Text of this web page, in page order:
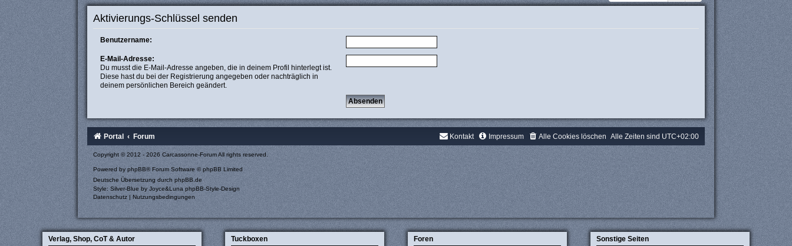
Aktivierungs-Schlüssel senden
Benutzername:
E-Mail-Adresse:
Du musst die E-Mail-Adresse angeben, die in deinem Profil hinterlegt ist.
Diese hast du bei der Registrierung angegeben oder nachträglich in
deinem persönlichen Bereich geändert.
Portal Forum Alle Zeiten sind UTC+02:00
Alle Cookies löschen
Impressum
Kontakt
Copyright © 2012 - 2026 Carcassonne-Forum All rights reserved.
Powered by phpBB® Forum Software © phpBB Limited
Deutsche Übersetzung durch phpBB.de
Style: Silver-Blue by Joyce&Luna phpBB-Style-Design
Datenschutz
Nutzungsbedingungen
Verlag, Shop, CoT & Autor Tuckboxen Foren Sonstige Seiten